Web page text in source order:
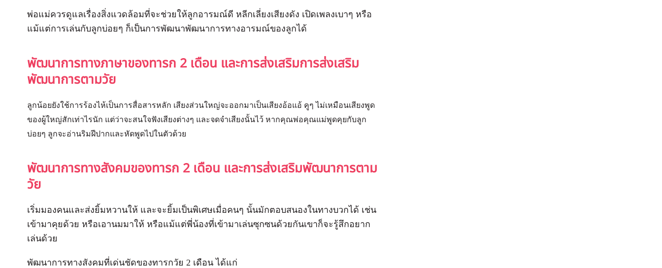
พ่อแม่ควรดูแลเรื่องสิ่งแวดล้อมที่จะช่วยให้ลูกอารมณ์ดี หลีกเลี่ยงเสียงดัง เปิดเพลงเบาๆ หรือ
แม้แต่การเล่นกับลูกบ่อยๆ ก็เป็นการพัฒนาพัฒนาการทางอารมณ์ของลูกได้
พัฒนาการทางภาษาของทารก 2 เดือน และการส่งเสริมการส่งเสริม
พัฒนาการตามวัย
ลูกน้อยยังใช้การร้องไห้เป็นการสื่อสารหลัก เสียงส่วนใหญ่จะออกมาเป็นเสียงอ้อแอ้ คูๆ ไม่เหมือนเสียงพูด
ของผู้ใหญ่สักเท่าไรนัก แต่ว่าจะสนใจฟังเสียงต่างๆ และจดจำเสียงนั้นไว้ หากคุณพ่อคุณแม่พูดคุยกับลูก
บ่อยๆ ลูกจะอ่านริมฝีปากและหัดพูดไปในตัวด้วย
พัฒนาการทางสังคมของทารก 2 เดือน และการส่งเสริมพัฒนาการตาม
วัย
เริ่มมองคนและส่งยิ้มหวานให้ และจะยิ้มเป็นพิเศษเมื่อคนๆ นั้นมักตอบสนองในทางบวกได้ เช่น
เข้ามาคุยด้วย หรือเอานมมาให้ หรือแม้แต่พี่น้องที่เข้ามาเล่นซุกซนด้วยกันเขาก็จะรู้สึกอยาก
เล่นด้วย
พัฒนาการทางสังคมที่เด่นชัดของทารกวัย 2 เดือน ได้แก่